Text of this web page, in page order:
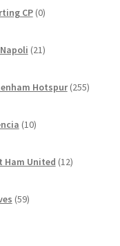
CP 0izdelkov
21izdelkov
Hotspur 255
10izdelkov
Ham United 12izdelkov
59izdelkov